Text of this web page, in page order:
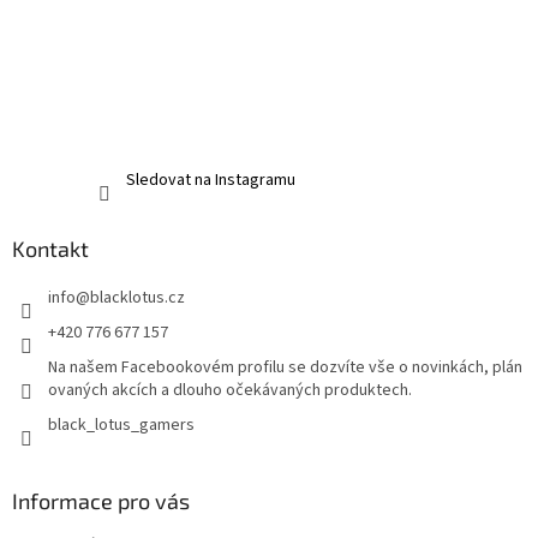
Sledovat na Instagramu
Kontakt
info@blacklotus.cz
+420 776 677 157
Na našem Facebookovém profilu se dozvíte vše o novinkách, plán
ovaných akcích a dlouho očekávaných produktech.
black_lotus_gamers
Informace pro vás